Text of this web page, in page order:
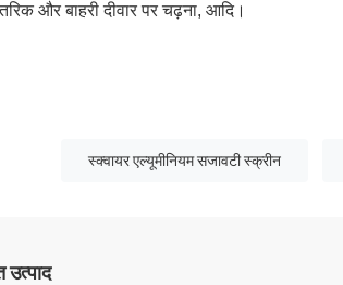
और बाहरी दीवार पर चढ़ना, आदि।
स्क्वायर एल्यूमीनियम सजावटी स्क्रीन